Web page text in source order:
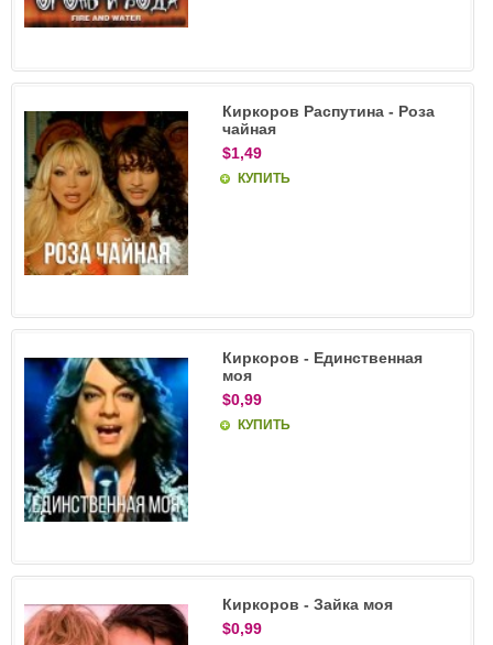
Киркоров Распутина - Роза
чайная
$1,49
КУПИТЬ
Киркоров - Единственная
моя
$0,99
КУПИТЬ
Киркоров - Зайка моя
$0,99